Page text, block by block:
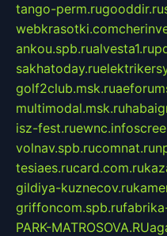
tango-perm.rugooddir.ru
webkrasotki.com
ankou.spb.rualvesta1.ru
sakhatoday.ru
golf2club.msk.ru
multimodal.msk.ru
isz-fest.ruewnc.info
volnav.spb.rucomnat.ru
tesiaes.rucard.com.ru
gildiya-kuznecov.ru
griffoncom.spb.ru
PARK-MATROSOVA.RU